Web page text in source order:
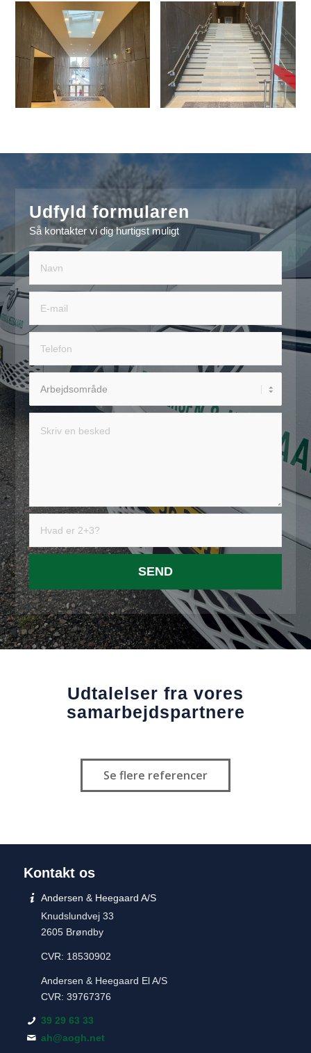
Udfyld formularen
Så kontakter vi dig hurtigst muligt
Udtalelser fra vores
samarbejds­partnere
Se flere referencer
Kontakt os
Andersen & Heegaard A/S
Knudslundvej 33
2605 Brøndby
CVR: 18530902
Andersen & Heegaard El A/S
CVR: 39767376
39 29 63 33
ah@aogh.net